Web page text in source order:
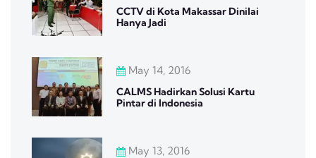
CCTV di Kota Makassar Dinilai
Hanya Jadi
May 14, 2016
CALMS Hadirkan Solusi Kartu
Pintar di Indonesia
May 13, 2016